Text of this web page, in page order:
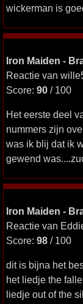
wickerman is
Iron Maiden -
Reactie van
Score: 90 / 100
Het eerste deel
nummers zijn
was ik blij dat ik
gewend
Iron Maiden -
Reactie van
Score: 98 / 100
dit is bijna het
het liedje the
liedje out of the